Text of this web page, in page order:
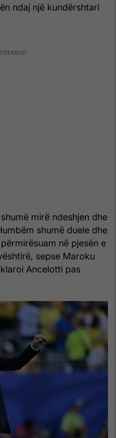
ndaj një kundërshtari
mirë ndeshjen dhe
shumë duele dhe
në pjesën e
sepse Maroku
Ancelotti pas